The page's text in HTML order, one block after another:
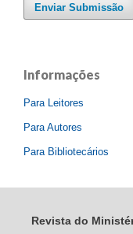
Enviar Submissão
Informações
Para Leitores
Para Autores
Para Bibliotecários
Revista do